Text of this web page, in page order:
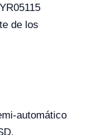
de los
automático